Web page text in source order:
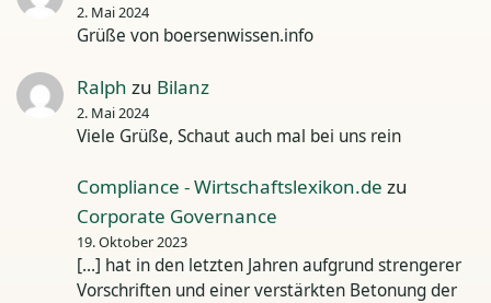
2. Mai 2024
Grüße von boersenwissen.info
Ralph zu Bilanz
2. Mai 2024
Viele Grüße, Schaut auch mal bei uns rein
Compliance - Wirtschaftslexikon.de zu
Corporate Governance
19. Oktober 2023
[…] hat in den letzten Jahren aufgrund strengerer
Vorschriften und einer verstärkten Betonung der